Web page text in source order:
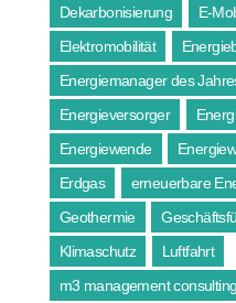
Dekarbonisierung
E-
Elektromobilität
Energiemanager des
Energieversorger
Energiewende
Erdgas
erneuerbare
Geothermie
Klimaschutz
Luftfahrt
m3 management